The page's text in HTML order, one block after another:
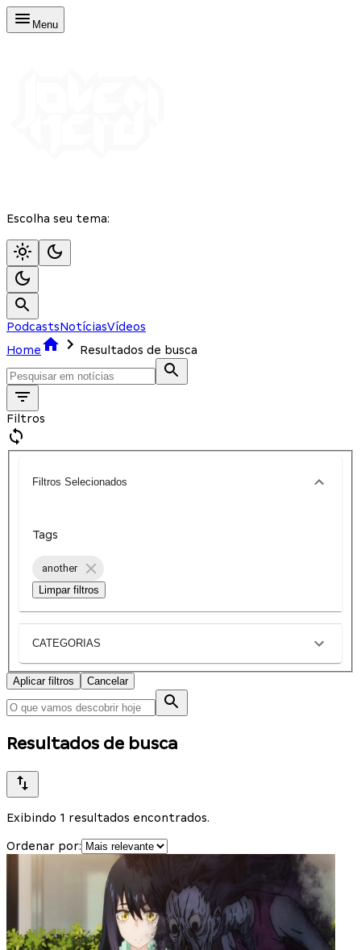
Menu
Escolha seu tema:
PodcastsNotíciasVídeos
Home
Resultados de busca
Filtros
Filtros Selecionados
Tags
another
Limpar filtros
CATEGORIAS
Aplicar filtros Cancelar
Resultados de busca
Exibindo 1 resultados encontrados.
Ordenar por: